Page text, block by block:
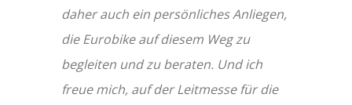
daher auch ein persönliches Anliegen,
die Eurobike auf diesem Weg zu
begleiten und zu beraten. Und ich
freue mich, auf der Leitmesse für die